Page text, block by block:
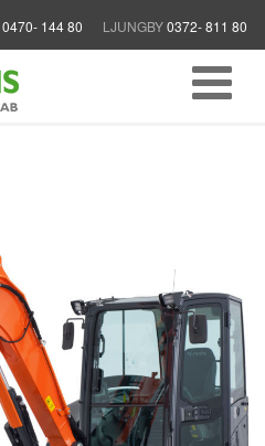
0470- 144 80 LJUNGBY0372- 811 80